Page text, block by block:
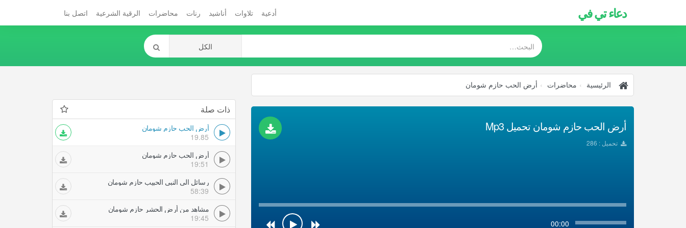
دعاء تي في أدعية تلاوات أناشيد رنات محاضرات الرقية الشرعية اتصل بنا
الرئيسية محاضرات أرض الحب حازم شومان
أرض الحب حازم شومان تحميل Mp3
تحميل : 286
00:00
ذات صلة
أرض الحب حازم شومان
19.85
أرض الحب حازم شومان
19:51
رسائل الى النبى الحبيب حازم شومان
58:39
مشاهد من أرض الحشر حازم شومان
19:45